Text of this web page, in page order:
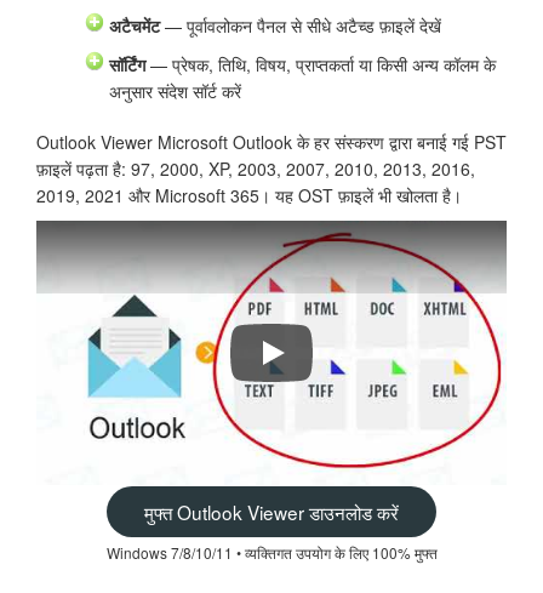
अटैचमेंट— पूर्वावलोकन पैनल से सीधे अटैच्ड फ़ाइलें देखें
सॉर्टिंग— प्रेषक, तिथि, विषय, प्राप्तकर्ता या किसी अन्य कॉलम के
अनुसार संदेश सॉर्ट करें
Outlook Viewer Microsoft Outlook के हर संस्करण द्वारा बनाई गई PST
फ़ाइलें पढ़ता है: 97, 2000, XP, 2003, 2007, 2010, 2013, 2016,
2019, 2021 और Microsoft 365। यह OST फ़ाइलें भी खोलता है।
PST फ़ाइल से ईमेल कैसे प्रिंट करें —
मुफ्त Outlook Viewer डाउनलोड करें
Windows 7/8/10/11 • व्यक्तिगत उपयोग के लिए 100% मुफ्त